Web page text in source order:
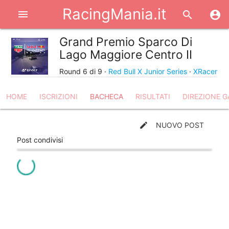
menu RacingMania.it search account_circle
Grand Premio Sparco Di
Lago Maggiore Centro II
Round 6 di 9 · Red Bull X Junior Series ·XRacer
HOME ISCRIZIONI BACHECA RISULTATI DIREZIONE
create
NUOVO POST
Post condivisi